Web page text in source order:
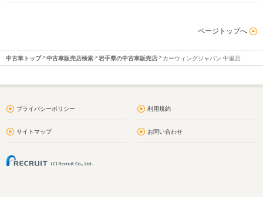
ページトップへ
中古車トップ 中古車販売店検索 岩手県の中古車販売店 カーウィングジャパン 中里店
プライバシーポリシー 利用規約
サイトマップ お問い合わせ